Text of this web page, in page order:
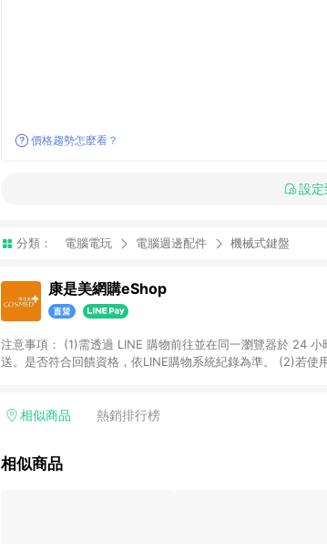
價格趨勢怎麼看？
設定
分類： 電腦電玩 電腦週邊配件 機械式鍵盤
康是美網購eShop
注意事項：​ (1)需透過 LINE 購物前往並在同一瀏覽器於 24
送。​是否符合回饋資格，依LINE購物系統紀錄為準。 (2)若使
「LINE購物通知」之官方帳號訊息通知。亦可於LINE購物網
相似商品 熱銷排行榜
相似商品